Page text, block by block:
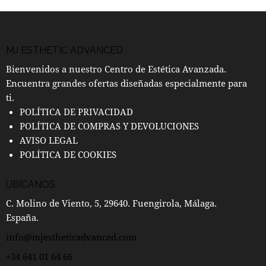
MJ ESTHETIC ADVANCED
Bienvenidos a nuestro Centro de Estética Avanzada.
Encuentra grandes ofertas diseñadas especialmente para
ti.
POLÍTICA DE PRIVACIDAD
POLÍTICA DE COMPRAS Y DEVOLUCIONES
AVISO LEGAL
POLÍTICA DE COOKIES
UBÍCANOS
C. Molino de Viento, 5, 29640. Fuengirola, Málaga.
España.
info@mjestheticadvanced.com
+34 641 01 64 66